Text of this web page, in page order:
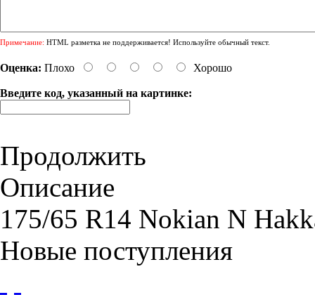
Примечание: HTML разметка не поддерживается! Используйте обычный текст.
Оценка: Плохо Хорошо
Введите код, указанный на картинке:
Продолжить
Описание
175/65 R14 Nokian N
Новые поступления